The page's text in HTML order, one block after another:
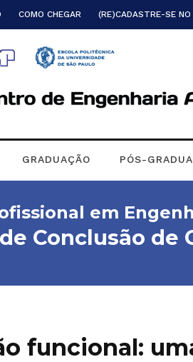
COMO CHEGAR (RE)CADASTRE-SE NO
GRADUAÇÃO PÓS-
em
Conclusão de
funcional: